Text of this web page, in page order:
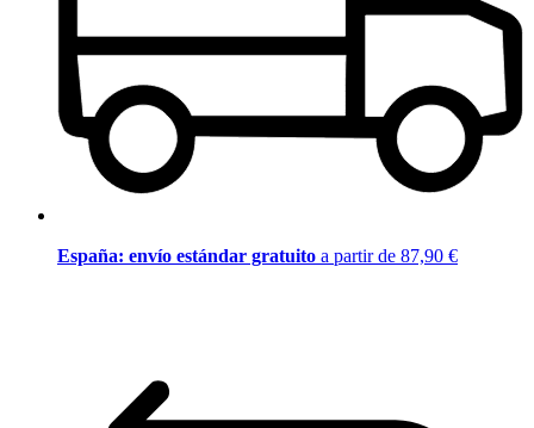
España: envío estándar gratuito a partir de 87,90 €